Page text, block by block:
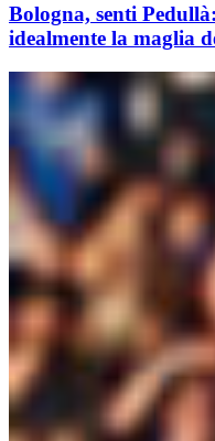
Bologna, senti
idealmente la maglia